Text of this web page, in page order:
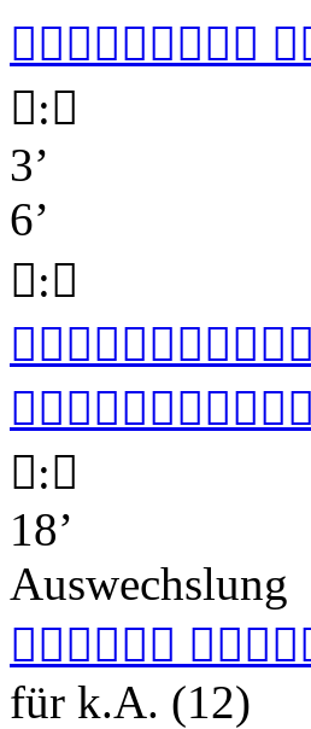

:
3’
6’
:


:
18’
Auswechslung

für k.A. (12)